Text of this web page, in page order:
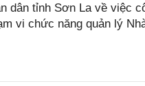
dân tỉnh Sơn La về việc
vi chức năng quản lý